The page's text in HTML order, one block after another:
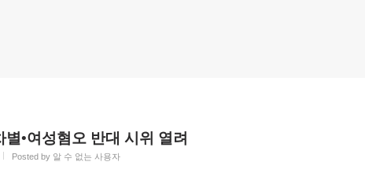
•여성혐오 반대 시위 열려
Posted by 알 수 없는 사용자